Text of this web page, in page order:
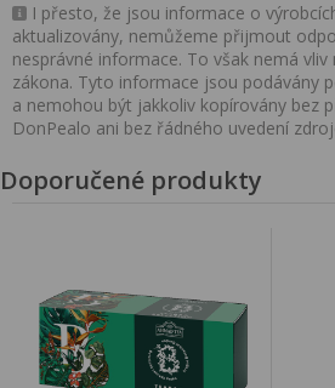
I přesto, že jsou informace o
aktualizovány, nemůžeme přijmout
nesprávné informace. To však nemá vliv
zákona. Tyto informace jsou podávány
a nemohou být jakkoliv kopírovány bez
DonPealo ani bez řádného uvedení
Doporučené produkty